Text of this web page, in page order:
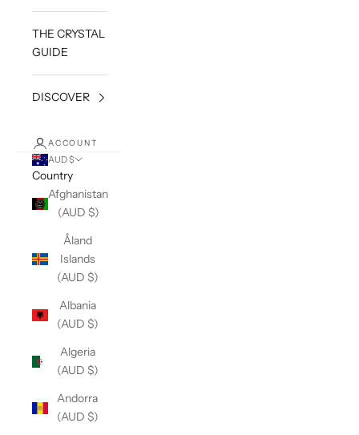
THE CRYSTAL
GUIDE
DISCOVER
ACCOUNT
AUD $
Country
Afghanistan
(AUD $)
Åland
Islands
(AUD $)
Albania
(AUD $)
Algeria
(AUD $)
Andorra
(AUD $)